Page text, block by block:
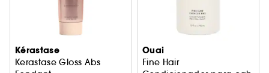
Kérastase
Kerastase Gloss Abs
Ouai
Fine Hair